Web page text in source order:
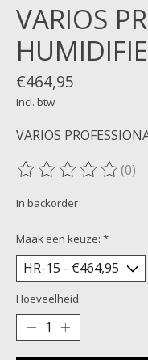
VARIOS
€464,95
Incl. btw
VARIOS
De beoordeling van
(0)
In backorder
Maak een keuze: *
Hoeveelheid: